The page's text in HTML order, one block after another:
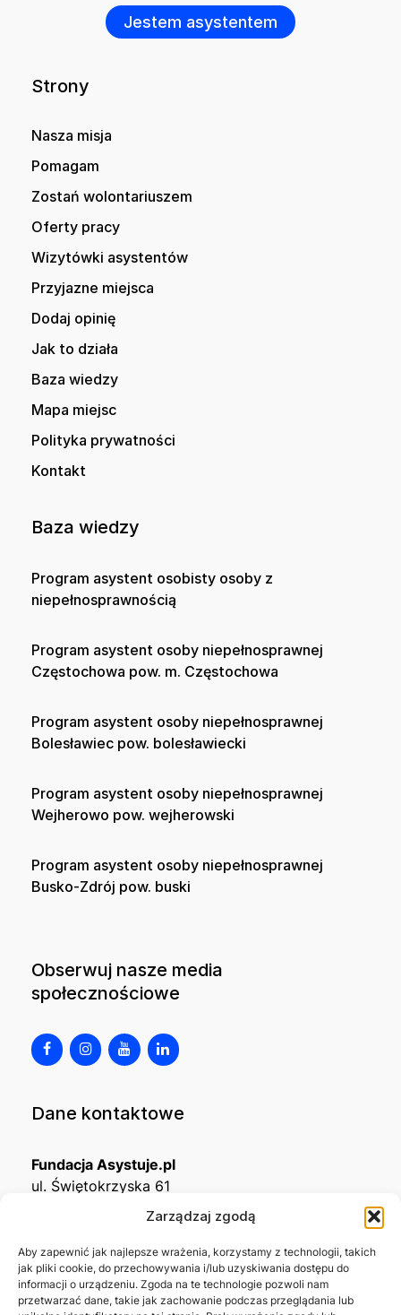
Zarządzaj zgodą
Aby zapewnić jak najlepsze wrażenia, korzystamy z technologii, takich
jak pliki cookie, do przechowywania i/lub uzyskiwania dostępu do
informacji o urządzeniu. Zgoda na te technologie pozwoli nam
przetwarzać dane, takie jak zachowanie podczas przeglądania lub
Jestem asystentem
Strony
Nasza misja
Pomagam
Zostań wolontariuszem
Oferty pracy
Wizytówki asystentów
Przyjazne miejsca
Dodaj opinię
Jak to działa
Baza wiedzy
Mapa miejsc
Polityka prywatności
Kontakt
Baza wiedzy
Program asystent osobisty osoby z
niepełnosprawnością
Program asystent osoby niepełnosprawnej
Częstochowa pow. m. Częstochowa
Program asystent osoby niepełnosprawnej
Bolesławiec pow. bolesławiecki
Program asystent osoby niepełnosprawnej
Wejherowo pow. wejherowski
Program asystent osoby niepełnosprawnej
Busko-Zdrój pow. buski
Obserwuj nasze media
społecznościowe
Dane kontaktowe
Fundacja Asystuje.pl
ul. Świętokrzyska 61
KRS0001215994
NIP5492488380
REGON543667703